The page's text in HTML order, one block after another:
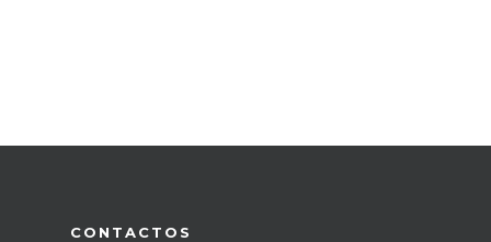
CONTACTOS